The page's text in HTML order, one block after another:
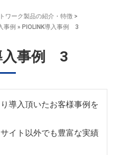
ワーク製品の紹介・特徴 >
事例 » PIOLINK導入事例 3
入事例 3
導入頂いたお客様事例を
イト以外でも豊富な実績